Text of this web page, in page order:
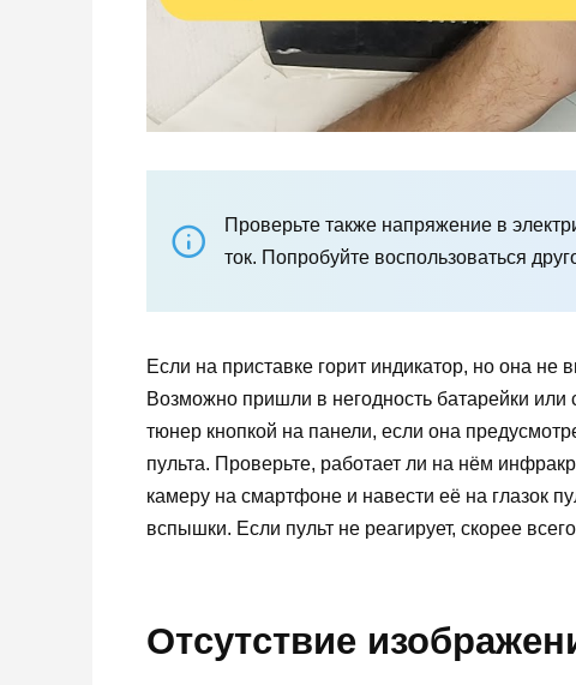
Проверьте также напряжение в
ток. Попробуйте воспользоваться
Если на приставке горит индикатор, но она не
Возможно пришли в негодность батарейки
тюнер кнопкой на панели, если она
пульта. Проверьте, работает ли на нём
камеру на смартфоне и навести её на глазок
вспышки. Если пульт не реагирует, скорее
Отсутствие